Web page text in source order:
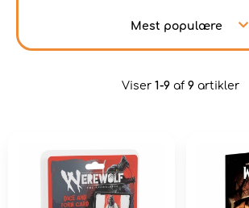
Mest populære
Viser 1-9 af 9 artikler